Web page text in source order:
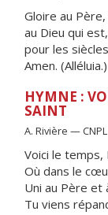
Gloire au
au Dieu qui
pour les
Amen. (Alléluia.)
HYMNE :
SAINT
A. Rivière — CNPL
Voici le
Où dans le
Uni au Père et
Tu viens